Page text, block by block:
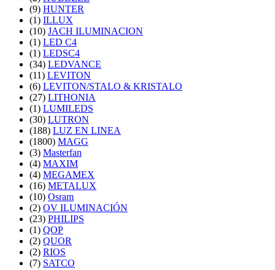
(9) HUNTER
(1) ILLUX
(10) JACH ILUMINACION
(1) LED C4
(1) LEDSC4
(34) LEDVANCE
(11) LEVITON
(6) LEVITON/STALO & KRISTALO
(27) LITHONIA
(1) LUMILEDS
(30) LUTRON
(188) LUZ EN LINEA
(1800) MAGG
(3) Masterfan
(4) MAXIM
(4) MEGAMEX
(16) METALUX
(10) Osram
(2) OV ILUMINACIÓN
(23) PHILIPS
(1) QOP
(2) QUOR
(2) RIOS
(7) SATCO